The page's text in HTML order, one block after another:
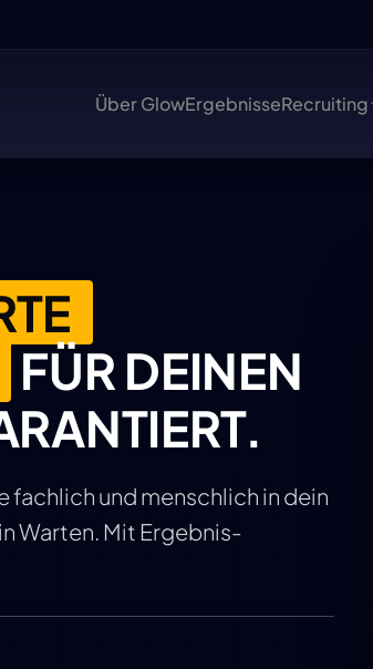
Über GlowErgebnisseRecruiting
FÜR DEINEN
fachlich und menschlich in dein
Warten. Mit Ergebnis-